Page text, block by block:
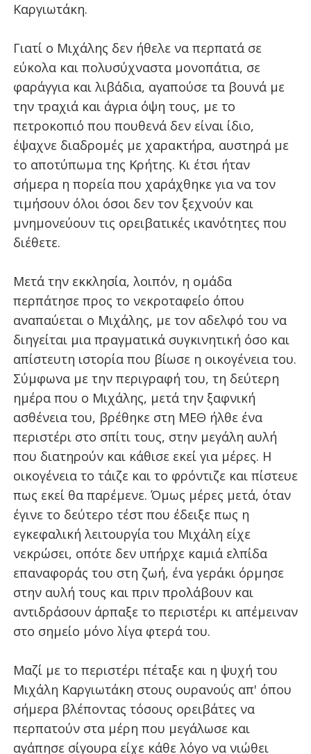
Καργιωτάκη.
Γιατί ο Μιχάλης δεν ήθελε να περπατά σε
εύκολα και πολυσύχναστα μονοπάτια, σε
φαράγγια και λιβάδια, αγαπούσε τα βουνά με
την τραχιά και άγρια όψη τους, με το
πετροκοπιό που πουθενά δεν είναι ίδιο,
έψαχνε διαδρομές με χαρακτήρα, αυστηρά με
το αποτύπωμα της Κρήτης. Κι έτσι ήταν
σήμερα η πορεία που χαράχθηκε για να τον
τιμήσουν όλοι όσοι δεν τον ξεχνούν και
μνημονεύουν τις ορειβατικές ικανότητες που
διέθετε.
Μετά την εκκλησία, λοιπόν, η ομάδα
περπάτησε προς το νεκροταφείο όπου
αναπαύεται ο Μιχάλης, με τον αδελφό του να
διηγείται μια πραγματικά συγκινητική όσο και
απίστευτη ιστορία που βίωσε η οικογένεια του.
Σύμφωνα με την περιγραφή του, τη δεύτερη
ημέρα που ο Μιχάλης, μετά την ξαφνική
ασθένεια του, βρέθηκε στη ΜΕΘ ήλθε ένα
περιστέρι στο σπίτι τους, στην μεγάλη αυλή
που διατηρούν και κάθισε εκεί για μέρες. Η
οικογένεια το τάιζε και το φρόντιζε και πίστευε
πως εκεί θα παρέμενε. Όμως μέρες μετά, όταν
έγινε το δεύτερο τέστ που έδειξε πως η
εγκεφαλική λειτουργία του Μιχάλη είχε
νεκρώσει, οπότε δεν υπήρχε καμιά ελπίδα
επαναφοράς του στη ζωή, ένα γεράκι όρμησε
στην αυλή τους και πριν προλάβουν και
αντιδράσουν άρπαξε το περιστέρι κι απέμειναν
στο σημείο μόνο λίγα φτερά του.
Μαζί με το περιστέρι πέταξε και η ψυχή του
Μιχάλη Καργιωτάκη στους ουρανούς απ' όπου
σήμερα βλέποντας τόσους ορειβάτες να
περπατούν στα μέρη που μεγάλωσε και
αγάπησε σίγουρα είχε κάθε λόγο να νιώθει